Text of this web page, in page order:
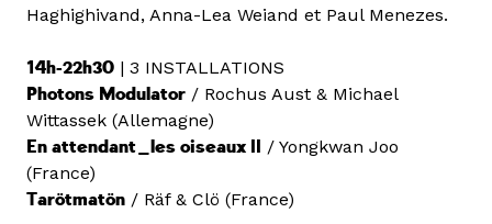
Haghighivand, Anna-Lea Weiand et Paul Menezes.
14h-22h30 | 3 INSTALLATIONS
Photons Modulator / Rochus Aust & Michael
Wittassek (Allemagne)
En attendant_les oiseaux II / Yongkwan Joo
(France)
Tarötmatön / Räf & Clö (France)